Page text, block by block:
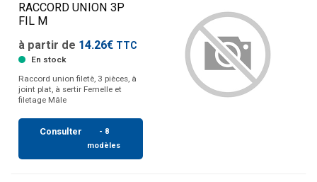
RACCORD UNION 3P
FIL M
à partir de 14.26€ TTC
En stock
Raccord union filetè, 3 pièces, à
joint plat, à sertir Femelle et
filetage Mâle
Consulter
- 8
modèles